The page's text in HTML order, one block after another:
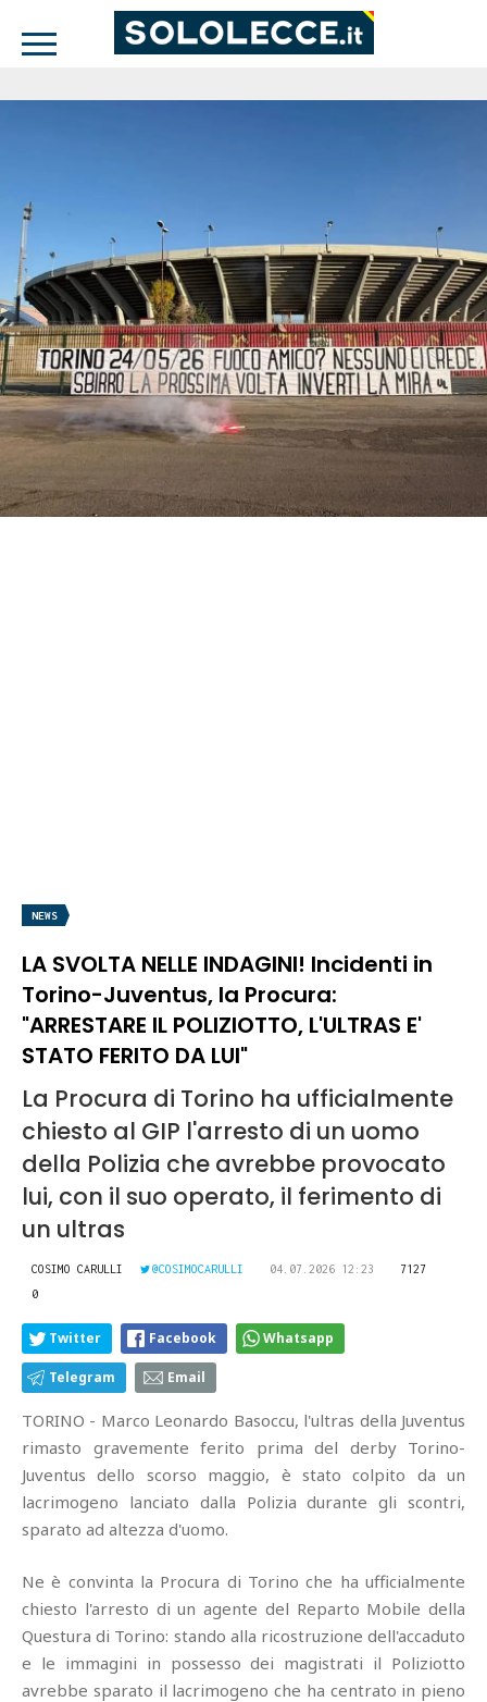
NEWS
LA SVOLTA NELLE INDAGINI! Incidenti in
Torino-Juventus, la Procura:
"ARRESTARE IL POLIZIOTTO, L'ULTRAS E'
STATO FERITO DA LUI"
La Procura di Torino ha ufficialmente
chiesto al GIP l'arresto di un uomo
della Polizia che avrebbe provocato
lui, con il suo operato, il ferimento di
un ultras
COSIMO CARULLI @COSIMOCARULLI 04.07.2026 12:23
7127
0
Twitter Facebook Whatsapp
Telegram Email
TORINO - Marco Leonardo Basoccu, l'ultras della Juventus
rimasto gravemente ferito prima del derby Torino-
Juventus dello scorso maggio, è stato colpito da un
lacrimogeno lanciato dalla Polizia durante gli scontri,
sparato ad altezza d'uomo.
Ne è convinta la Procura di Torino che ha ufficialmente
chiesto l'arresto di un agente del Reparto Mobile della
Questura di Torino: stando alla ricostruzione dell'accaduto
e le immagini in possesso dei magistrati il Poliziotto
avrebbe sparato il lacrimogeno che ha centrato in pieno